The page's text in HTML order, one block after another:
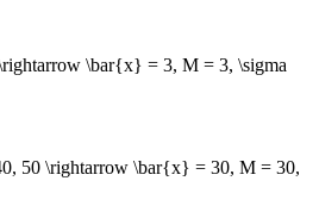
\bar{x} = 3, M = 3, \sigma
50 \rightarrow \bar{x} = 30, M = 30,